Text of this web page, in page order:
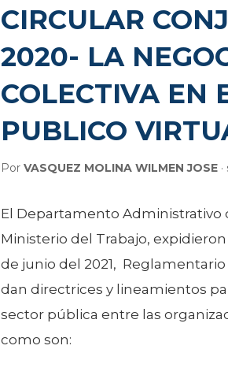
CIRCULAR
2020- LA
COLECTIVA EN
PUBLICO
Por VASQUEZ MOLINA WILMEN JOSE
El Departamento Administrativo
Ministerio del Trabajo,
de junio del 2021,
dan directrices y lineamientos
sector pública entre las
como son: